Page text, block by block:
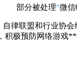
部分被处理“微
律联盟和行业协
极预防网络游戏**